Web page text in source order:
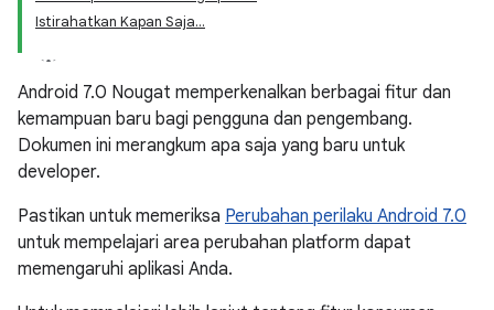
Istirahatkan Kapan Saja...
Android 7.0 Nougat memperkenalkan berbagai fitur dan
kemampuan baru bagi pengguna dan pengembang.
Dokumen ini merangkum apa saja yang baru untuk
developer.
Pastikan untuk memeriksa Perubahan perilaku Android 7.0
untuk mempelajari area perubahan platform dapat
memengaruhi aplikasi Anda.